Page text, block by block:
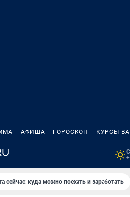
АФИША ГОРОСКОП КУРСЫ
сейчас: куда можно поехать и заработать